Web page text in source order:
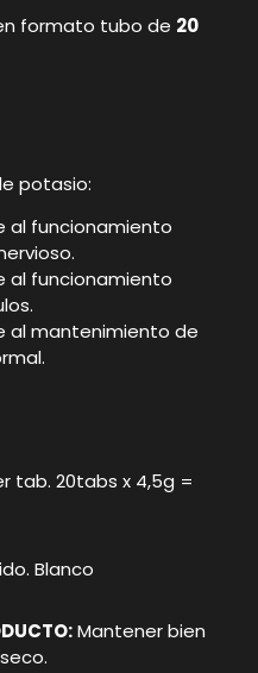
formato tubo de 20
potasio:
al funcionamiento
al funcionamiento
al mantenimiento de
tab. 20tabs x 4,5g =
Blanco
Mantener bien